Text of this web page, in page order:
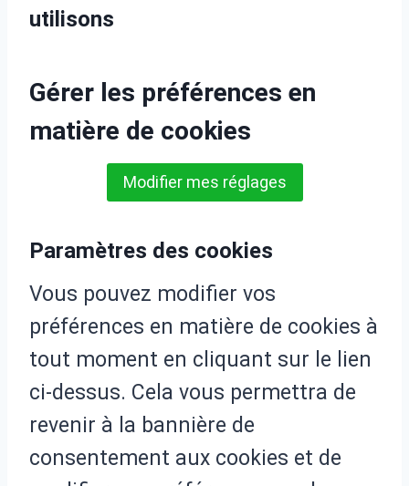
utilisons
Gérer les préférences en
matière de cookies
Modifier mes réglages
Paramètres des cookies
Vous pouvez modifier vos
préférences en matière de cookies à
tout moment en cliquant sur le lien
ci-dessus. Cela vous permettra de
revenir à la bannière de
consentement aux cookies et de